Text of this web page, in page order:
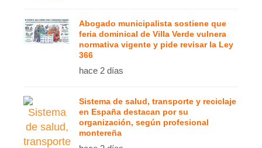
Abogado municipalista sostiene que
feria dominical de Villa Verde vulnera
normativa vigente y pide revisar la Ley
366
hace 2 días
Sistema de salud, transporte y reciclaje
en España destacan por su
organización, según profesional
montereña